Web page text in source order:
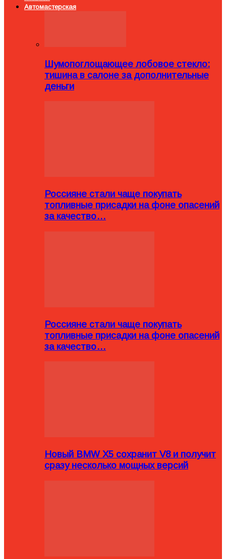
Автомастерская
Шумопоглощающее лобовое стекло:
тишина в салоне за дополнительные
деньги
Россияне стали чаще покупать
топливные присадки на фоне опасений
за качество…
Россияне стали чаще покупать
топливные присадки на фоне опасений
за качество…
Новый BMW X5 сохранит V8 и получит
сразу несколько мощных версий